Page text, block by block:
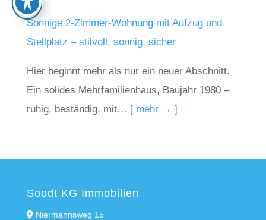
Sonnige 2-Zimmer-Wohnung mit Aufzug und
Stellplatz – stilvoll, sonnig, sicher
Hier beginnt mehr als nur ein neuer Abschnitt.
Ein solides Mehrfamilienhaus, Baujahr 1980 –
ruhig, beständig, mit… [ mehr → ]
Soodt KG Immobilien
Niermannsweg 15